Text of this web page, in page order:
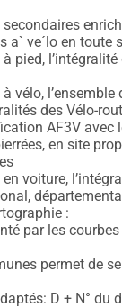
a` ve´lo en toute
pied,
vélo, l’ensemble
des Vélo-
AF3V avec
en site
voiture,
:
par les
permet de
D + N° du